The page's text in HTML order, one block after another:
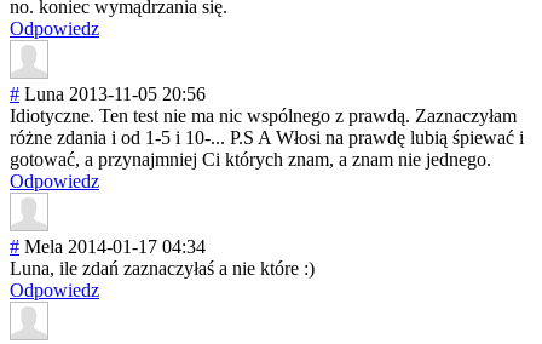
no. koniec wymądrzania się.
Odpowiedz
# Luna 2013-11-05 20:56
Idiotyczne. Ten test nie ma nic wspólnego z prawdą. Zaznaczyłam
różne zdania i od 1-5 i 10-... P.S A Włosi na prawdę lubią śpiewać i
gotować, a przynajmniej Ci których znam, a znam nie jednego.
Odpowiedz
# Mela 2014-01-17 04:34
Luna, ile zdań zaznaczyłaś a nie które :)
Odpowiedz